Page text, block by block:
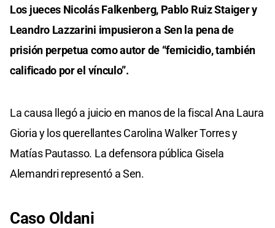
Los jueces Nicolás Falkenberg, Pablo Ruiz Staiger y
Leandro Lazzarini impusieron a Sen la pena de
prisión perpetua como autor de “femicidio, también
calificado por el vínculo”.
La causa llegó a juicio en manos de la fiscal Ana Laura
Gioria y los querellantes Carolina Walker Torres y
Matías Pautasso. La defensora pública Gisela
Alemandri representó a Sen.
Caso Oldani